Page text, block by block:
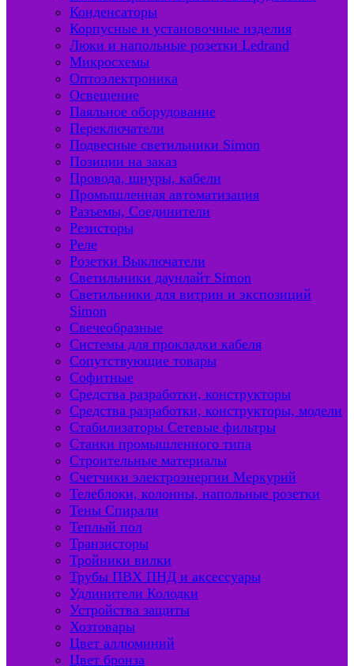
Конденсаторы
Корпусные и установочные изделия
Люки и напольные розетки Ledrand
Микросхемы
Оптоэлектроника
Освещение
Паяльное оборудование
Переключатели
Подвесные светильники Simon
Позиции на заказ
Провода, шнуры, кабели
Промышленная автоматизация
Разъемы, Соединители
Резисторы
Реле
Розетки Выключатели
Светильники даунлайт Simon
Светильники для витрин и экспозиций
Simon
Свечеобразные
Системы для прокладки кабеля
Сопутствующие товары
Софитные
Средства разработки, конструкторы
Средства разработки, конструкторы, модели
Стабилизаторы Сетевые фильтры
Станки промышленного типа
Строительные материалы
Счетчики электроэнергии Меркурий
Телеблоки, колонны, напольные розетки
Тены Спирали
Теплый пол
Транзисторы
Тройники вилки
Трубы ПВХ ПНД и аксессуары
Удлинители Колодки
Устройства защиты
Хозтовары
Цвет аллюминий
Цвет бронза